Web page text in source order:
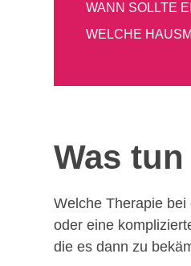
WANN SOLLTE
WELCHE
Was
Welche Therapie
oder eine
die es dann zu